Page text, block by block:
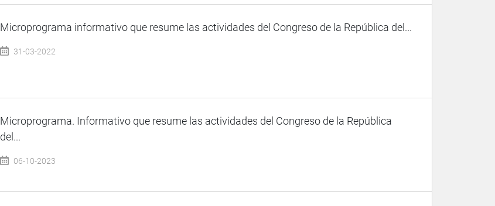
Microprograma informativo que resume las actividades del Congreso de la República del...
31-03-2022
Microprograma. Informativo que resume las actividades del Congreso de la República
del...
06-10-2023